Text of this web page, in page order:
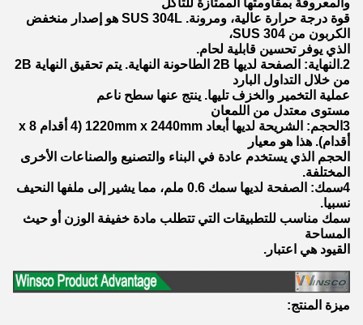
والمعروفة بمقاومتها الممتازة للتآكل
قوة درجة حرارة عالية، ومرونة. SUS 304L هو إصدار منخفض
الكربون من SUS 304،
الذي يوفر تحسين قابلية لحام.
2.النهاية: الصفحة لديها 2B الطاحونة النهاية. يتم تحقيق النهاية 2B
من خلال التداول البارد
عملية التخمير والخزف تليها. ينتج عنها سطح ناعم
مستوى معتدل من اللمعان
3الحجم: الشريحة لديها أبعاد 1220mm x 2440mm (4 أقدام x 8
أقدام). هذا هو معيار
الحجم الذي يستخدم عادة في البناء والتصنيع والصناعات الأخرى
المختلفة.
4سمك: الصفحة لديها سمك 0.6 ملم، مما يشير إلى ملفها النحيف
نسبيا.
سمك مناسب للتطبيقات التي تتطلب مادة خفيفة الوزن أو حيث
المساحة
القيود هي اعتبار.
ميزة المنتج: